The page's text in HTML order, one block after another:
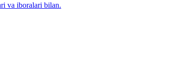
va iboralari bilan.